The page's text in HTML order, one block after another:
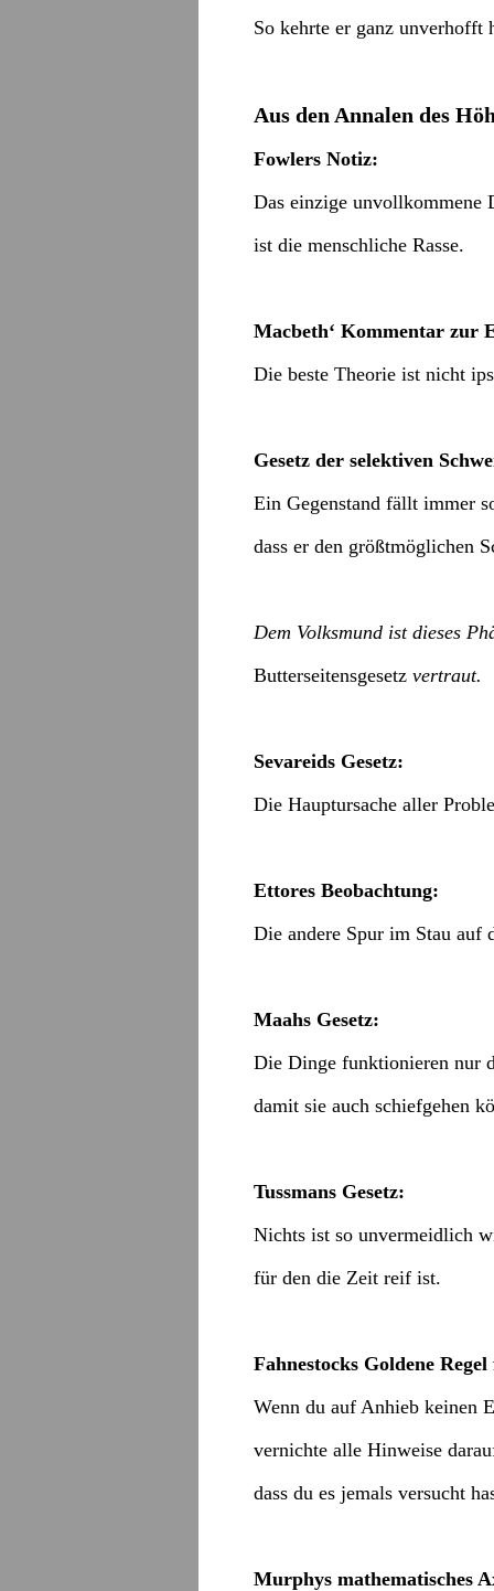
So kehrte er ganz unverhofft
Aus den Annalen des
Fowlers Notiz:
Das einzige unvollkommene
ist die menschliche Rasse.
Macbeth‘ Kommentar zur
Die beste Theorie ist nicht
Gesetz der selektiven
Ein Gegenstand fällt immer
dass er den größtmöglichen
Dem Volksmund ist dieses
Butterseitensgesetz vertraut.
Sevareids Gesetz:
Die Hauptursache aller
Ettores Beobachtung:
Die andere Spur im Stau auf
Maahs Gesetz:
Die Dinge funktionieren nur
damit sie auch schiefgehen
Tussmans Gesetz:
Nichts ist so unvermeidlich
für den die Zeit reif ist.
Fahnestocks Goldene
Wenn du auf Anhieb keinen
vernichte alle Hinweise
dass du es jemals versucht
Murphys mathematisches